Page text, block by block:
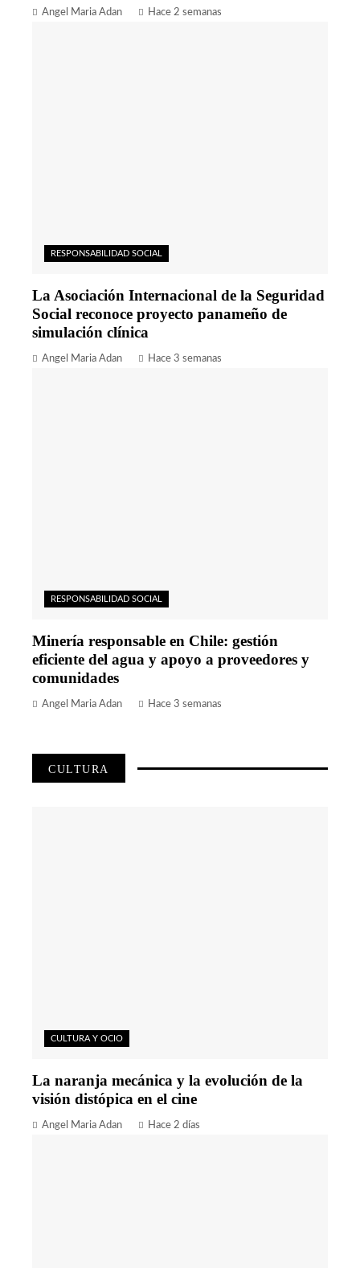
Angel Maria Adan Hace 2 semanas
RESPONSABILIDAD SOCIAL
La Asociación Internacional de la Seguridad
Social reconoce proyecto panameño de
simulación clínica
Angel Maria Adan Hace 3 semanas
RESPONSABILIDAD SOCIAL
Minería responsable en Chile: gestión
eficiente del agua y apoyo a proveedores y
comunidades
Angel Maria Adan Hace 3 semanas
CULTURA
CULTURA Y OCIO
La naranja mecánica y la evolución de la
visión distópica en el cine
Angel Maria Adan Hace 2 días